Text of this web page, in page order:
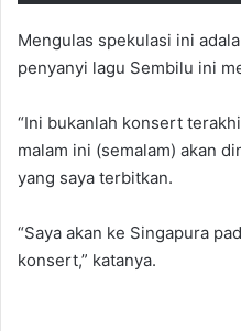
Mengulas spekulasi ini
penyanyi lagu Sembilu ini
“Ini bukanlah konsert
malam ini (semalam) akan
yang saya terbitkan.
“Saya akan ke Singapura
konsert,” katanya.